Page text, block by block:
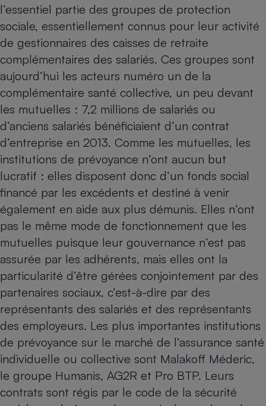
l’essentiel partie des groupes de protection
sociale, essentiellement connus pour leur activité
de gestionnaires des caisses de retraite
complémentaires des salariés. Ces groupes sont
aujourd’hui les acteurs numéro un de la
complémentaire santé collective, un peu devant
les mutuelles : 7,2 millions de salariés ou
d’anciens salariés bénéficiaient d’un contrat
d’entreprise en 2013. Comme les mutuelles, les
institutions de prévoyance n’ont aucun but
lucratif : elles disposent donc d’un fonds social
financé par les excédents et destiné à venir
également en aide aux plus démunis. Elles n’ont
pas le même mode de fonctionnement que les
mutuelles puisque leur gouvernance n’est pas
assurée par les adhérents, mais elles ont la
particularité d’être gérées conjointement par des
partenaires sociaux, c’est-à-dire par des
représentants des salariés et des représentants
des employeurs. Les plus importantes institutions
de prévoyance sur le marché de l’assurance santé
individuelle ou collective sont Malakoff Méderic,
le groupe Humanis, AG2R et Pro BTP. Leurs
contrats sont régis par le code de la sécurité